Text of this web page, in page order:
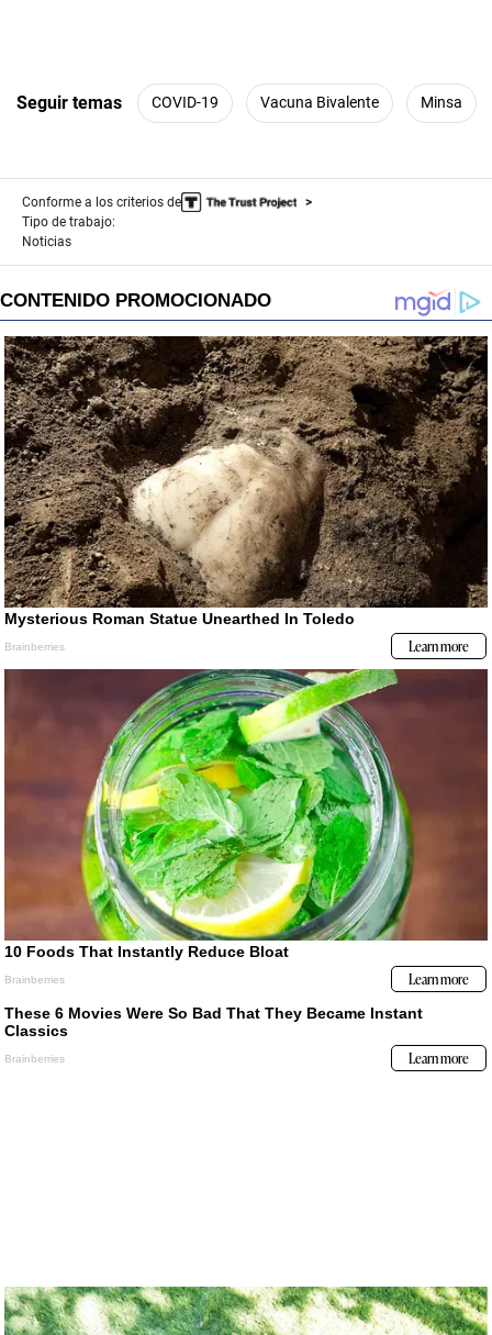
Seguir temas COVID-19 Vacuna Bivalente Minsa
Conforme a los criterios de
Tipo de trabajo:
Noticias